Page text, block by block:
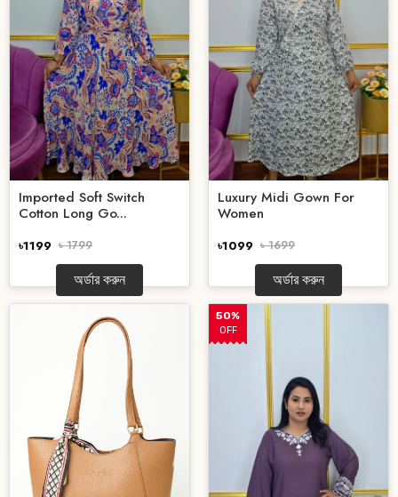
Imported Soft Switch
Cotton Long Go...
৳1199 ৳ 1799
অর্ডার করুন
Luxury Midi Gown For
Women
৳1099 ৳ 1699
অর্ডার করুন
50%
OFF